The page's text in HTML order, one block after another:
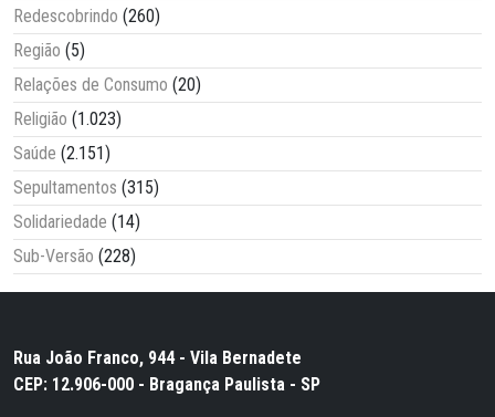
Redescobrindo (260)
Região (5)
Relações de Consumo (20)
Religião (1.023)
Saúde (2.151)
Sepultamentos (315)
Solidariedade (14)
Sub-Versão (228)
Rua João Franco, 944 - Vila Bernadete
CEP: 12.906-000 - Bragança Paulista - SP